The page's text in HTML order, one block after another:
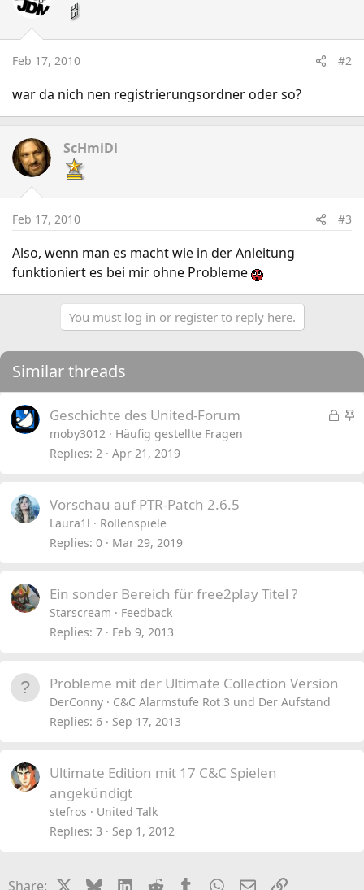
Feb 17, 2010 #2
war da nich nen registrierungsordner oder so?
ScHmiDi
Feb 17, 2010 #3
Also, wenn man es macht wie in der Anleitung
funktioniert es bei mir ohne Probleme
You must log in or register to reply here.
Similar threads
L
S
Geschichte des United-Forum
moby3012
Häufig gestellte Fragen
Replies 2 Apr 21, 2019
Vorschau auf PTR-Patch 2.6.5
Laura1l
Rollenspiele
Replies 0 Mar 29, 2019
Ein sonder Bereich für free2play Titel ?
Starscream
Feedback
Replies 7 Feb 9, 2013
Probleme mit der Ultimate Collection Version
DerConny
C&C Alarmstufe Rot 3 und Der Aufstand
Replies 6 Sep 17, 2013
Ultimate Edition mit 17 C&C Spielen
angekündigt
stefros
United Talk
Replies 3 Sep 1, 2012
Share: BlueskyLinkedIn
Reddit TumblrWhatsApp
EmailLink